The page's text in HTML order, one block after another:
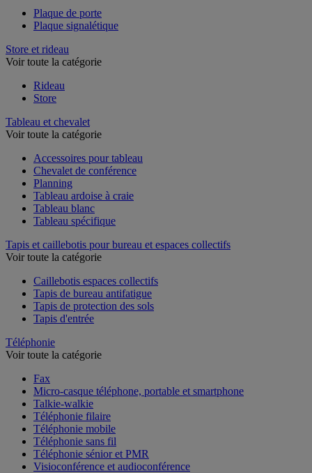
Plaque de porte
Plaque signalétique
Store et rideau
Voir toute la catégorie
Rideau
Store
Tableau et chevalet
Voir toute la catégorie
Accessoires pour tableau
Chevalet de conférence
Planning
Tableau ardoise à craie
Tableau blanc
Tableau spécifique
Tapis et caillebotis pour bureau et espaces collectifs
Voir toute la catégorie
Caillebotis espaces collectifs
Tapis de bureau antifatigue
Tapis de protection des sols
Tapis d'entrée
Téléphonie
Voir toute la catégorie
Fax
Micro-casque téléphone, portable et smartphone
Talkie-walkie
Téléphonie filaire
Téléphonie mobile
Téléphonie sans fil
Téléphonie sénior et PMR
Visioconférence et audioconférence